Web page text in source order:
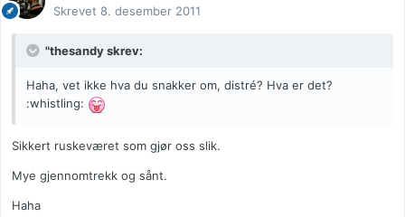
Skrevet 8. desember 2011
"thesandy skrev:
Haha, vet ikke hva du snakker om, distré? Hva er det?
:whistling:
Sikkert ruskeværet som gjør oss slik.
Mye gjennomtrekk og sånt.
Haha